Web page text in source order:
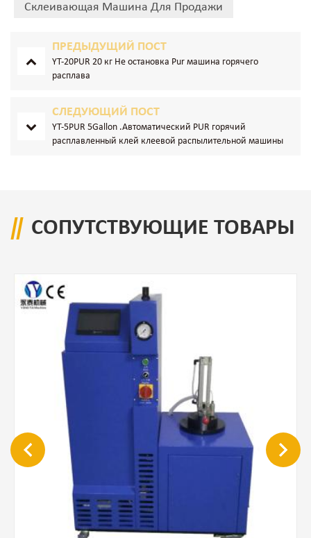
Склеивающая Машина Для Продажи
ПРЕДЫДУЩИЙ ПОСТ
YT-20PUR 20 кг Не остановка Pur машина горячего
расплава
СЛЕДУЮЩИЙ ПОСТ
YT-5PUR 5Gallon .Автоматический PUR горячий
расплавленный клей клеевой распылительной машины
СОПУТСТВУЮЩИЕ ТОВАРЫ